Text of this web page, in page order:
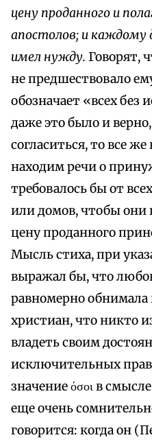
цену проданного и
апостолов; и каждому
имел нужду. Говорят,
не предшествовало ему
обозначает «всех
даже это было и
согласиться, то все
находим речи о
требовалось бы от
или домов, чтобы они
цену проданного
Мысль стиха, при
выражал бы, что
равномерно обнимала
христиан, что никто
владеть своим
исключительных
значение όσοι в
еще очень
говорится: когда он